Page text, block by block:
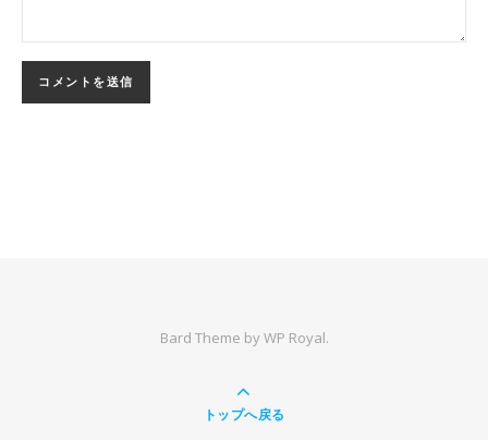
Bard Theme byWP Royal.
トップへ戻る